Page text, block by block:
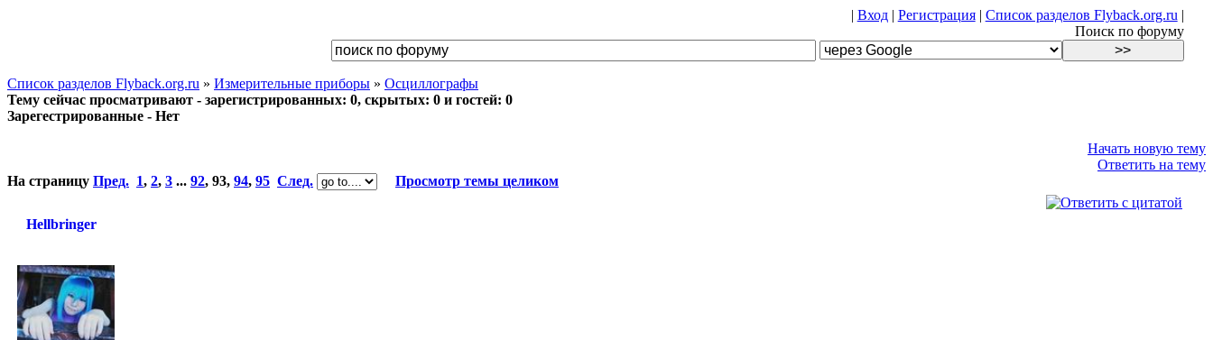
| Вход| Регистрация| Список разделов Flyback.org.ru |
Поиск по форуму
Список разделов Flyback.org.ru » Измерительные приборы » Осциллографы
Тему сейчас просматривают - зарегистрированных: 0, скрытых: 0 и гостей: 0
Зарегестрированные - Нет
Начать новую тему
Ответить на тему
На страницу Пред. 1, 2, 3 ... 92, 93, 94, 95 След. Просмотр темы целиком
Hellbringer